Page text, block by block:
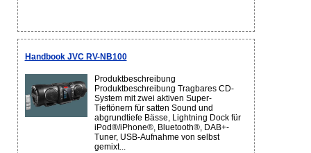
Handbook JVC RV-NB100
Produktbeschreibung
Produktbeschreibung Tragbares CD-
System mit zwei aktiven Super-
Tieftönern für satten Sound und
abgrundtiefe Bässe, Lightning Dock für
iPod®/iPhone®, Bluetooth®, DAB+-
Tuner, USB-Aufnahme von selbst
gemixt...